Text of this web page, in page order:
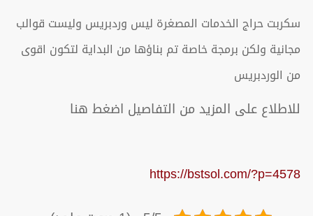
سكربت حراج الخدمات المصغرة ليس وردبريس وليست قوالب
مجانية ولكن برمجة خاصة تم بناؤها من البداية لتكون اقوى
من الوردبريس
للاطلاع على المزيد من التفاصيل اضغط هنا
https://bstsol.com/?p=4578